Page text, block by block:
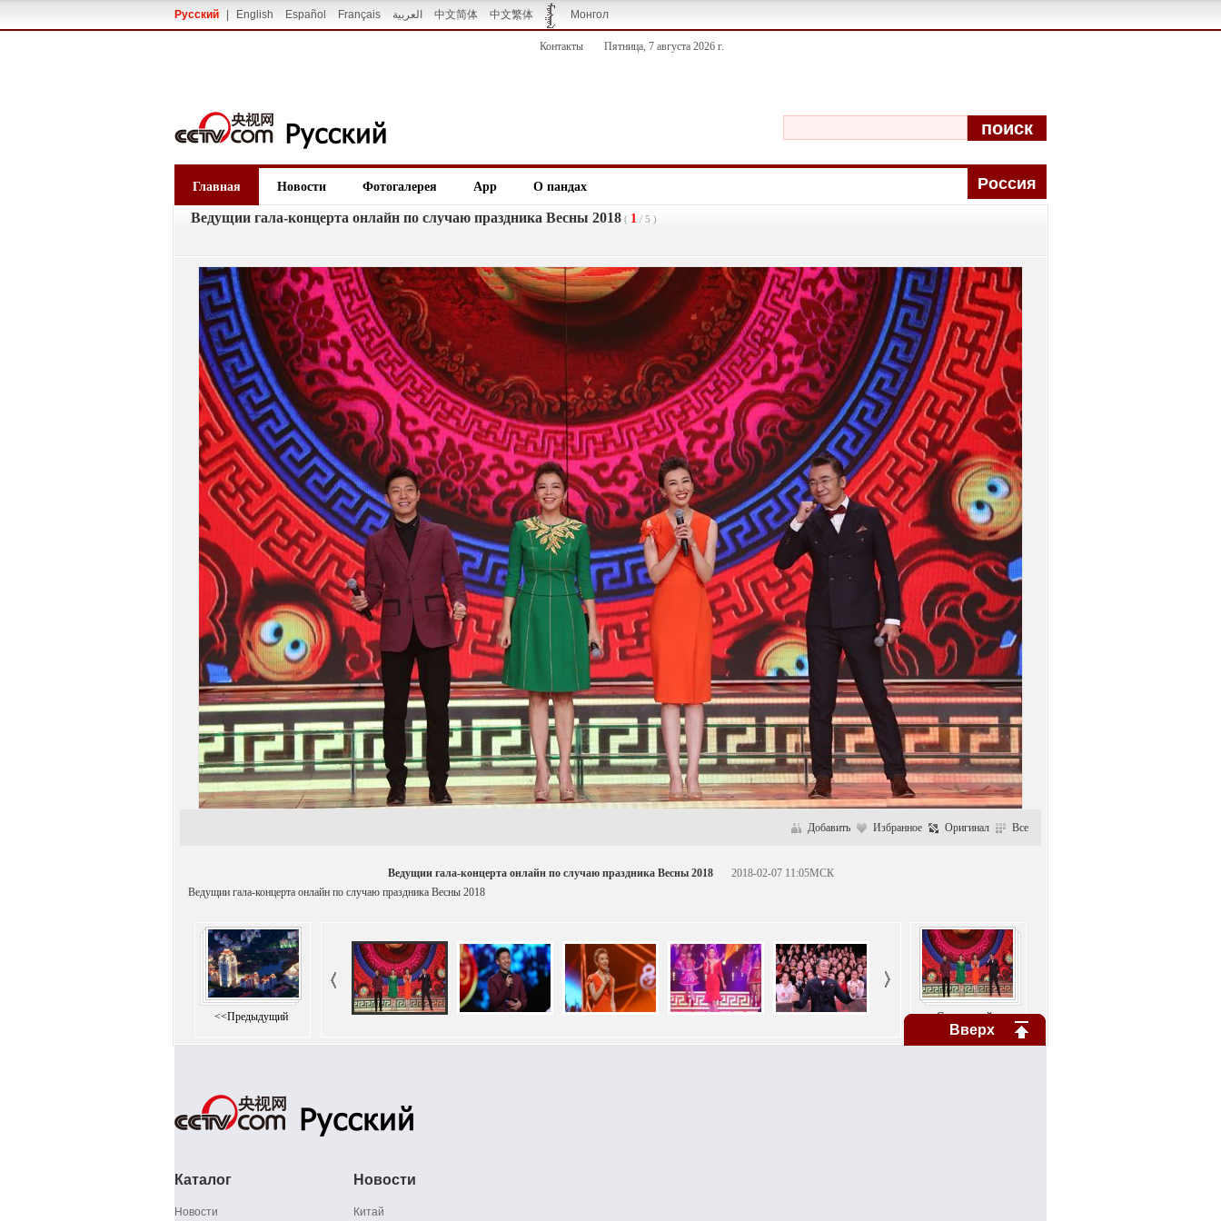
Русский English Español Français العربية 中文简体 中文繁体 Монгол
Контакты Пятница, 7 августа 2026 г.
поиск
Главная Новости Фотогалерея App О пандах Pоccия
Ведущии гала-концерта онлайн по случаю праздника Весны 2018 ( 1 / 5 )
Добавить Избранное Оригинал Все
Ведущии гала-концерта онлайн по случаю праздника Весны 2018
2018-02-07 11:05МСК
Ведущии гала-концерта онлайн по случаю праздника Весны 2018
<<Предыдущий Следующий>>
Вверх
Каталог
Новости
Новости
Китай